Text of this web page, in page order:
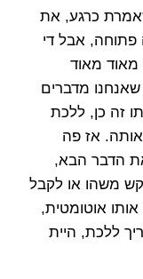
כרגע, את
אבל די
מאוד מאוד
מדברים
זה כן, ללכת
אז פה
הדבר הבא,
משהו או לקבל
אוטומטית,
ללכת, היית